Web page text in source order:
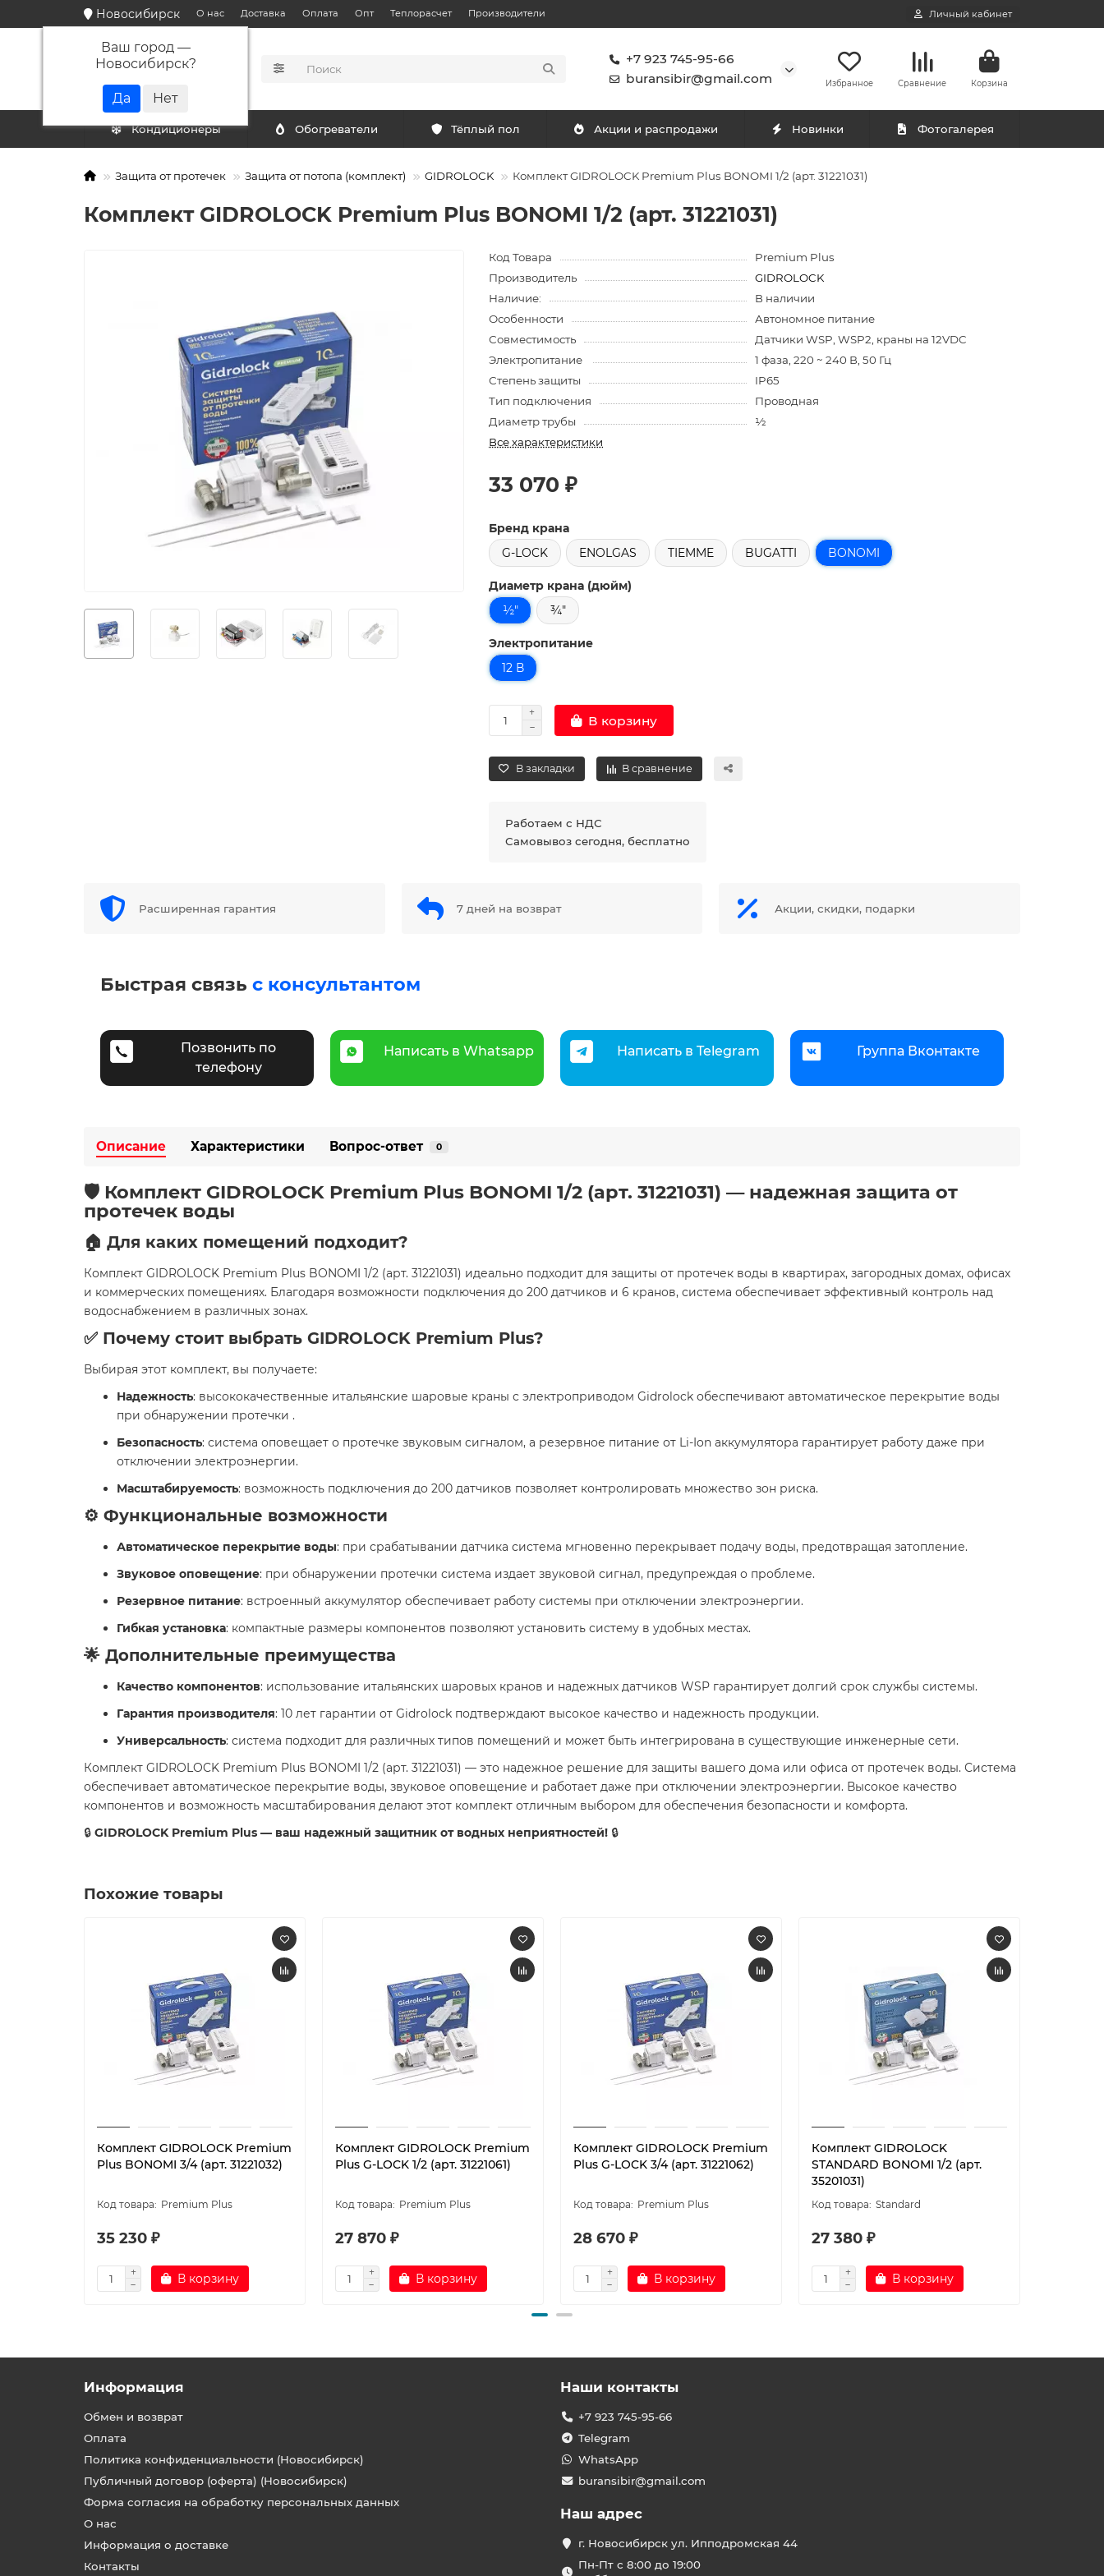
Новосибирск
Ваш город —
Новосибирск?
О нас Доставка Оплата Опт Теплорасчет Производители Личный кабинет
КАТАЛОГ
+7 923 745-95-66
buransibir@gmail.com
Избранное Сравнение Корзина
Кондиционеры Обогреватели Тёплый пол Акции и распродажи Новинки Фотогалерея
Защита от протечек Защита от потопа (комплект) GIDROLOCK Комплект GIDROLOCK Premium Plus BONOMI 1/2 (арт. 31221031)
Комплект GIDROLOCK Premium Plus BONOMI 1/2 (арт. 31221031)
Код Товара
Premium Plus
Производитель
GIDROLOCK
Наличие:
В наличии
Особенности
Автономное питание
Совместимость
Датчики WSP, WSP2, краны на 12VDC
Электропитание
1 фаза, 220 ~ 240 В, 50 Гц
Степень защиты
IP65
Тип подключения
Проводная
Диаметр трубы
½
Все характеристики
33 070 ₽
Бренд крана
G-LOCK
ENOLGAS TIEMME BUGATTI BONOMI
Диаметр крана (дюйм)
½"
¾"
Электропитание
12 В
В корзину
В закладки В сравнение
Работаем с НДС
Самовывоз сегодня, бесплатно
Расширенная гарантия 7 дней на возврат Акции, скидки, подарки
Быстрая связь с консультантом
Позвонить по
телефону
Написать в Whatsapp Написать в Telegram Группа Вконтакте
Описание Характеристики Вопрос-ответ 0
🛡️ Комплект GIDROLOCK Premium Plus BONOMI 1/2 (арт. 31221031) — надежная защита от
протечек воды
🏠 Для каких помещений подходит?
Комплект GIDROLOCK Premium Plus BONOMI 1/2 (арт. 31221031) идеально подходит для защиты от протечек воды в квартирах, загородных домах, офисах
и коммерческих помещениях. Благодаря возможности подключения до 200 датчиков и 6 кранов, система обеспечивает эффективный контроль над
водоснабжением в различных зонах.
✅ Почему стоит выбрать GIDROLOCK Premium Plus?
Выбирая этот комплект, вы получаете:
Надежность: высококачественные итальянские шаровые краны с электроприводом Gidrolock обеспечивают автоматическое перекрытие воды
при обнаружении протечки .
Безопасность: система оповещает о протечке звуковым сигналом, а резервное питание от Li-Ion аккумулятора гарантирует работу даже при
отключении электроэнергии.
Масштабируемость: возможность подключения до 200 датчиков позволяет контролировать множество зон риска.
⚙️ Функциональные возможности
Автоматическое перекрытие воды: при срабатывании датчика система мгновенно перекрывает подачу воды, предотвращая затопление.
Звуковое оповещение: при обнаружении протечки система издает звуковой сигнал, предупреждая о проблеме.
Резервное питание: встроенный аккумулятор обеспечивает работу системы при отключении электроэнергии.
Гибкая установка: компактные размеры компонентов позволяют установить систему в удобных местах.
🌟 Дополнительные преимущества
Качество компонентов: использование итальянских шаровых кранов и надежных датчиков WSP гарантирует долгий срок службы системы.
Гарантия производителя: 10 лет гарантии от Gidrolock подтверждают высокое качество и надежность продукции.
Универсальность: система подходит для различных типов помещений и может быть интегрирована в существующие инженерные сети.
Комплект GIDROLOCK Premium Plus BONOMI 1/2 (арт. 31221031) — это надежное решение для защиты вашего дома или офиса от протечек воды. Система
обеспечивает автоматическое перекрытие воды, звуковое оповещение и работает даже при отключении электроэнергии. Высокое качество
компонентов и возможность масштабирования делают этот комплект отличным выбором для обеспечения безопасности и комфорта.
🔒 GIDROLOCK Premium Plus — ваш надежный защитник от водных неприятностей! 🔒
Похожие товары
Комплект GIDROLOCK Premium
Plus BONOMI 3/4 (арт. 31221032)
Premium Plus
35 230 ₽
В корзину
Комплект GIDROLOCK Premium
Plus G-LOCK 1/2 (арт. 31221061)
Premium Plus
27 870 ₽
В корзину
Комплект GIDROLOCK Premium
Plus G-LOCK 3/4 (арт. 31221062)
Premium Plus
28 670 ₽
В корзину
Комплект GIDROLOCK
STANDARD BONOMI 1/2 (арт.
35201031)
Standard
27 380 ₽
В корзину
Информация
Обмен и возврат
Оплата
Политика конфиденциальности (Новосибирск)
Публичный договор (оферта) (Новосибирск)
Форма согласия на обработку персональных данных
О нас
Информация о доставке
Контакты
Наши контакты
+7 923 745-95-66
Telegram
WhatsApp
buransibir@gmail.com
Наш адрес
г. Новосибирск ул. Ипподромская 44
Пн-Пт с 8:00 до 19:00